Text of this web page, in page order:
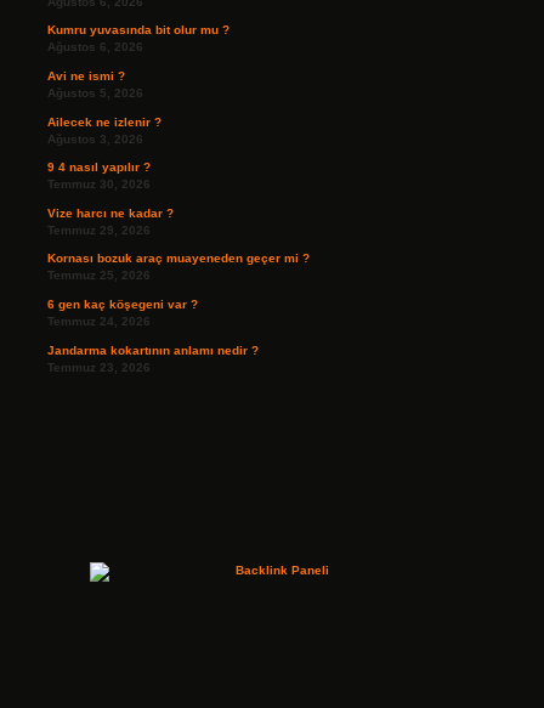
Kumru yuvasında bit olur mu ?
Ağustos 6, 2026
Avi ne ismi ?
Ağustos 5, 2026
Ailecek ne izlenir ?
Ağustos 3, 2026
9 4 nasıl yapılır ?
Temmuz 30, 2026
Vize harcı ne kadar ?
Temmuz 29, 2026
Kornası bozuk araç muayeneden geçer mi ?
Temmuz 25, 2026
6 gen kaç köşegeni var ?
Temmuz 24, 2026
Jandarma kokartının anlamı nedir ?
Temmuz 23, 2026